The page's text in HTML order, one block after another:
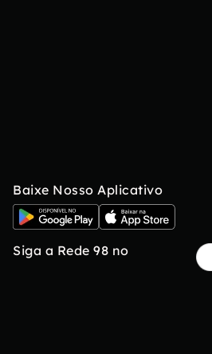
Baixe Nosso Aplicativo
Siga a Rede 98 no